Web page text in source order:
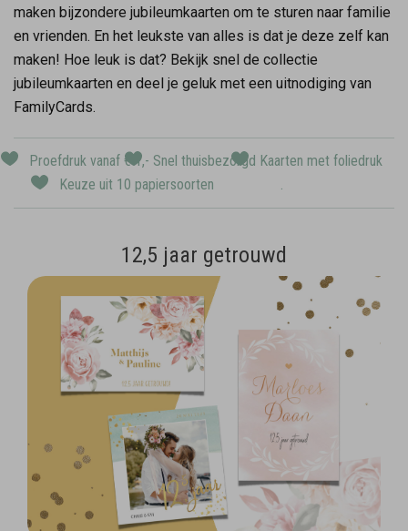
maken bijzondere jubileumkaarten om te sturen naar familie
en vrienden. En het leukste van alles is dat je deze zelf kan
maken! Hoe leuk is dat? Bekijk snel de collectie
jubileumkaarten en deel je geluk met een uitnodiging van
FamilyCards.
Proefdruk vanaf € 1,- Snel thuisbezorgd Kaarten met foliedruk
Keuze uit 10 papiersoorten
.
12,5 jaar getrouwd